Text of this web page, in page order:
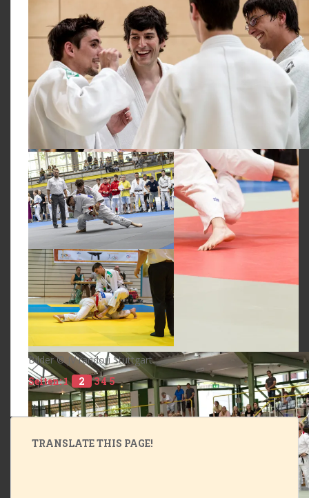
Bilder © JV randori Stuttgart
Seiten:1 2 345
TRANSLATE THIS PAGE!